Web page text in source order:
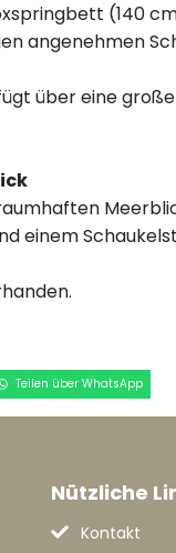
(140
angenehmen
über eine
einem
Teilen über WhatsApp
Nützliche
Kontakt